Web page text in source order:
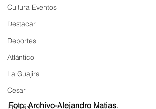
Cultura Eventos
Destacar
Deportes
Atlántico
La Guajira
Cesar
English
Foto: Archivo-Alejandro Matias.